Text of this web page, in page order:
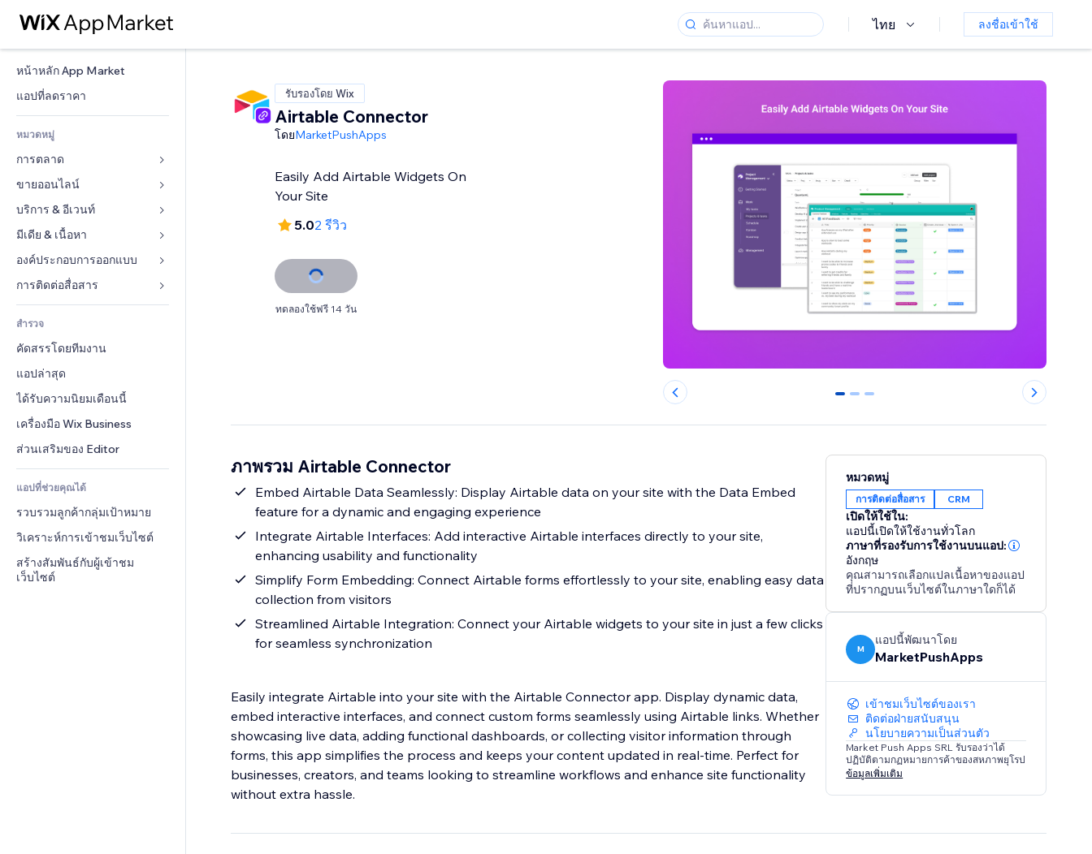
ไทย ลงชื่อเข้าใช้
หน้าหลัก App Market
แอปที่ลดราคา
หมวดหมู่
การตลาด
โฆษณา
โทรศัพท์มือถือ
บทวิเคราะห์
โซเชียล
ทำอันดับเว็บไซต์
อีเมล
ขายออนไลน์
แอปสำหรับร้านค้า
การจัดส่ง & ส่งมอบสินค้า
ปุ่มการจำหน่าย
คอร์สออนไลน์
บัญชี
คูปอง & ความภักดีในแบรนด์
โซลูชันคลังสินค้า
การดรอปชิป
(Crowdfunding)
อาหาร & เครื่องดื่ม
บริการ & อีเวนท์
โรงแรม
อีเวนท์
ร้านอาหาร
อสังหาริมทรัพย์
การจอง
มีเดีย & เนื้อหา
แกลเลอรี
เพลง
พอดแคสต์
การถ่ายภาพ
วิดีโอ
PDF
การแชร์ไฟล์
ข่าว
องค์ประกอบการออกแบบ
แผนที่  & การนำทาง
ส่วนบุคคล & ความปลอดภัย
นาฬิกา
เทมเพลตเพจ
เอฟเฟกต์รูปภาพ
ปุ่ม & เมนู
แบนเนอร์ & สัญลักษณ์
เครื่องคำนวน
ค้นหา
อากาศ
แผนภูมิ & ตาราง
แบบฟอร์ม
แบบสำรวจ
แชต
หมายเหตุ
โทรศัพท์
ชุมชน
รีวิว & การรับรอง
CRM
สำรวจ
คัดสรรโดยทีมงาน
แอปล่าสุด
ได้รับความนิยมเดือนนี้
เครื่องมือ Wix Business
ส่วนเสริมของ Editor
แอปที่ช่วยคุณได้
รวบรวมลูกค้ากลุ่มเป้าหมาย
วิเคราะห์การเข้าชมเว็บไซต์
สร้างสัมพันธ์กับผู้เข้าชม
เว็บไซต์
รับรองโดย Wix
Airtable Connector
โดยMarketPushApps
Easily Add Airtable Widgets On
Your Site
5.02 รีวิว
ทดลองใช้ฟรี 14 วัน
0 1 2
ภาพรวม Airtable Connector
Embed Airtable Data Seamlessly: Display Airtable data on your site with the Data Embed
feature for a dynamic and engaging experience
Integrate Airtable Interfaces: Add interactive Airtable interfaces directly to your site,
enhancing usability and functionality
Simplify Form Embedding: Connect Airtable forms effortlessly to your site, enabling easy data
collection from visitors
Streamlined Airtable Integration: Connect your Airtable widgets to your site in just a few clicks
for seamless synchronization
Easily integrate Airtable into your site with the Airtable Connector app. Display dynamic data,
embed interactive interfaces, and connect custom forms seamlessly using Airtable links. Whether
showcasing live data, adding functional dashboards, or collecting visitor information through
forms, this app simplifies the process and keeps your content updated in real-time. Perfect for
businesses, creators, and teams looking to streamline workflows and enhance site functionality
without extra hassle.
หมวดหมู่
การติดต่อสื่อสาร CRM
เปิดให้ใช้ใน:
แอปนี้เปิดให้ใช้งานทั่วโลก
ภาษาที่รองรับการใช้งานบนแอป:
อังกฤษ
คุณสามารถเลือกแปลเนื้อหาของแอป
ที่ปรากฏบนเว็บไซต์ในภาษาใดก็ได้
M
แอปนี้พัฒนาโดย
MarketPushApps
เข้าชมเว็บไซต์ของเรา
ติดต่อฝ่ายสนับสนุน
นโยบายความเป็นส่วนตัว
Market Push Apps SRL รับรองว่าได้
ปฏิบัติตามกฏหมายการค้าของสหภาพยุโรป
ข้อมูลเพิ่มเติม